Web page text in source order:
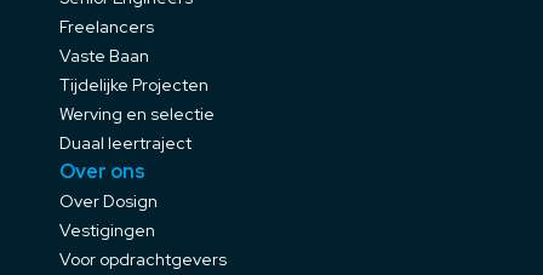
Freelancers
Vaste Baan
Tijdelijke Projecten
Werving en selectie
Duaal leertraject
Over ons
Over Dosign
Vestigingen
Voor opdrachtgevers